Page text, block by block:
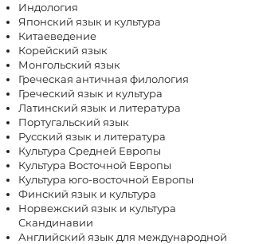
Индология
Японский язык и культура
Китаеведение
Корейский язык
Монгольский язык
Греческая античная филология
Греческий язык и культура
Латинский язык и литература
Португальский язык
Русский язык и литература
Культура Средней Европы
Культура Восточной Европы
Культура юго-восточной Европы
Финский язык и культура
Норвежский язык и культура
Скандинавии
Английский язык для международной